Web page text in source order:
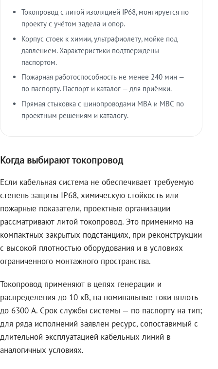
Токопровод с литой изоляцией IP68, монтируется по
проекту с учётом задела и опор.
Корпус стоек к химии, ультрафиолету, мойке под
давлением. Характеристики подтверждены
паспортом.
Пожарная работоспособность не менее 240 мин —
по паспорту. Паспорт и каталог — для приёмки.
Прямая стыковка с шинопроводами МВА и МВС по
проектным решениям и каталогу.
Когда выбирают токопровод
Если кабельная система не обеспечивает требуемую
степень защиты IP68, химическую стойкость или
пожарные показатели, проектные организации
рассматривают литой токопровод. Это применимо на
компактных закрытых подстанциях, при реконструкции
с высокой плотностью оборудования и в условиях
ограниченного монтажного пространства.
Токопровод применяют в цепях генерации и
распределения до 10 кВ, на номинальные токи вплоть
до 6300 А. Срок службы системы — по паспорту на тип;
для ряда исполнений заявлен ресурс, сопоставимый с
длительной эксплуатацией кабельных линий в
аналогичных условиях.